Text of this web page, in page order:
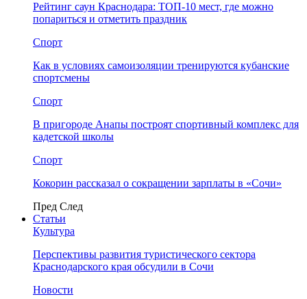
Рейтинг саун Краснодара: ТОП-10 мест, где можно
попариться и отметить праздник
Спорт
Как в условиях самоизоляции тренируются кубанские
спортсмены
Спорт
В пригороде Анапы построят спортивный комплекс для
кадетской школы
Спорт
Кокорин рассказал о сокращении зарплаты в «Сочи»
Пред След
Статьи
Культура
Перспективы развития туристического сектора
Краснодарского края обсудили в Сочи
Новости